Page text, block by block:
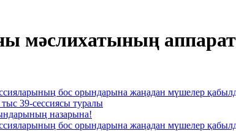
мәслихатының
бос орындарына жаңадан мүшелер
39-сессиясы туралы
назарына!
бос орындарына жаңадан мүшелер